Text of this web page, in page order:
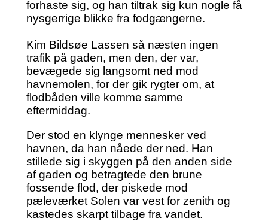
forhaste sig, og han tiltrak sig kun nogle få
nysgerrige blikke fra fodgængerne.
Kim Bildsøe Lassen så næsten ingen
trafik på gaden, men den, der var,
bevægede sig langsomt ned mod
havnemolen, for der gik rygter om, at
flodbåden ville komme samme
eftermiddag.
Der stod en klynge mennesker ved
havnen, da han nåede der ned. Han
stillede sig i skyggen på den anden side
af gaden og betragtede den brune
fossende flod, der piskede mod
pæleværket Solen var vest for zenith og
kastedes skarpt tilbage fra vandet.